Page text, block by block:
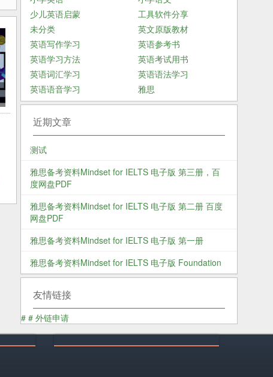
少儿英语启蒙
工具软件分享
未分类
英文原版教材
英语写作学习
英语参考书
英语学习方法
英语考试用书
英语词汇学习
英语语法学习
英语语音学习
雅思
近期文章
测试
雅思备考资料Mindset for IELTS 电子版 第三册，百
度网盘PDF
雅思备考资料Mindset for IELTS 电子版 第二册 百度
网盘PDF
雅思备考资料Mindset for IELTS 电子版 第一册
雅思备考资料Mindset for IELTS 电子版 Foundation
友情链接
# # 外链申请